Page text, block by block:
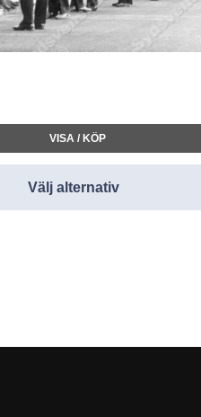
VISA / KÖP
Välj alternativ